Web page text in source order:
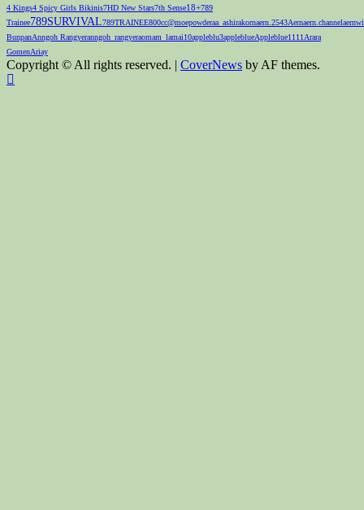
4 Kings4 Spicy Girls Bikinis7HD New Stars7th Sense18+789
Trainee789SURVIVAL789TRAINEE800cc@moepowderaa_ashirakornaern.2543Aernaern.channel
BunpanAnngoh Rangyeranngoh_rangyeraomam_lamai10appleblu3appleblueAppleblue1111 Arara
GomenAriay
Copyright © All rights reserved. | CoverNews by AF themes.